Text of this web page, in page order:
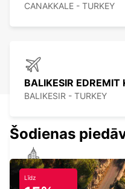
CANAKKALE - TURKEY
BALIKESIR
BALIKESIR - TURKEY
CANAKKALE
CANAKKALE - TURKEY
Šodienas
Līdz